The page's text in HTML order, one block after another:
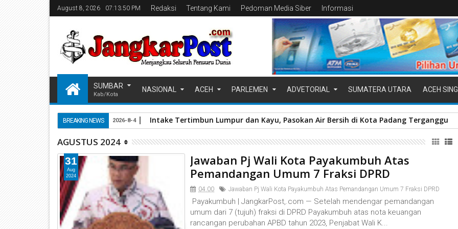
August 8, 2026 07:13:51 PM Redaksi Tentang Kami Pedoman Media Siber Informasi
SUMBAR
Kab/Kota
NASIONAL ACEH PARLEMEN ADVETORIAL SUMATERA UTARA ACEH
BREAKING NEWS Intake Tertimbun Lumpur dan Kayu, Pasokan Air Bersih di Kota Padang Terganggu
2026-8-4
AGUSTUS 2024
Jawaban Pj Wali Kota Payakumbuh Atas
Pemandangan Umum 7 Fraksi DPRD
04.00 Jawaban Pj Wali Kota Payakumbuh Atas Pemandangan Umum 7 Fraksi DPRD
Payakumbuh | JangkarPost,.com — Setelah mendengar pemandangan
umum dari 7 (tujuh) fraksi di DPRD Payakumbuh atas nota keuangan
rancangan perubahan APBD tahun 2023, Penjabat Wali K...
31
Aug
2024